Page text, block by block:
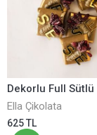
Ella Çikolata
625 TL